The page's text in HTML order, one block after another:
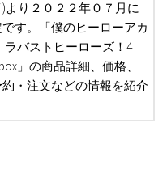
より２０２２年０７月に
す。「僕のヒーローアカ
バストヒーローズ！4
」の商品詳細、価格、
・注文などの情報を紹介